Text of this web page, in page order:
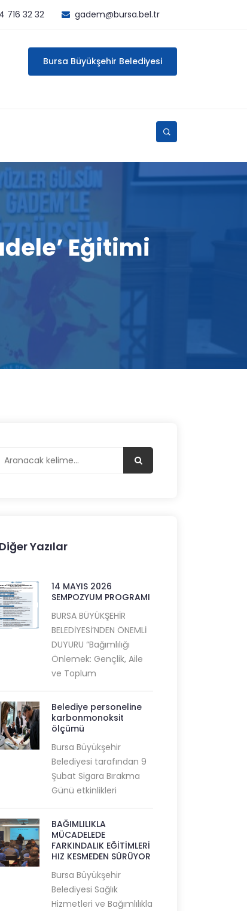
716 32 32 gadem@bursa.bel.tr
Bursa Büyükşehir Belediyesi
Eğitimi
Diğer Yazılar
14 MAYIS 2026
SEMPOZYUM PROGRAMI
BURSA BÜYÜKŞEHİR
BELEDİYESİ’NDEN ÖNEMLİ
DUYURU “Bağımlılığı
Önlemek: Gençlik, Aile
ve Toplum
Belediye personeline
karbonmonoksit
ölçümü
Bursa Büyükşehir
Belediyesi tarafından 9
Şubat Sigara Bırakma
Günü etkinlikleri
BAĞIMLILIKLA
MÜCADELEDE
FARKINDALIK EĞİTİMLERİ
HIZ KESMEDEN SÜRÜYOR
Bursa Büyükşehir
Belediyesi Sağlık
Hizmetleri ve Bağımlılıkla